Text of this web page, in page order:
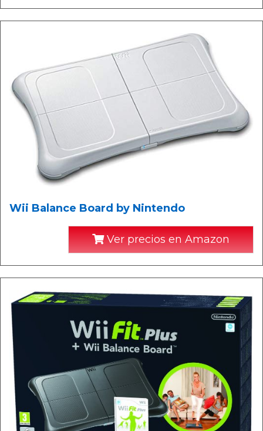
Wii Balance Board by Nintendo
Ver precios en Amazon